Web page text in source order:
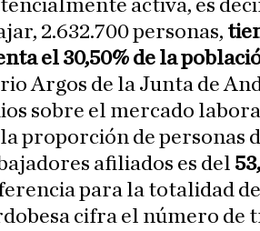
activa, es
2.632.700 personas,
el 30,50% de la
Argos de la Junta de
sobre el mercado
proporción de personas
afiliados es del
para la totalidad
cifra el número de